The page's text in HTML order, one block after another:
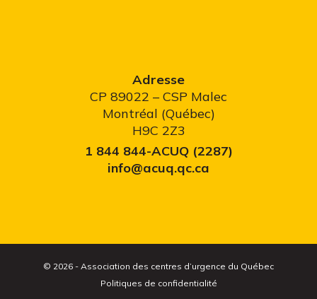
Adresse
CP 89022 – CSP Malec
Montréal (Québec)
H9C 2Z3
1 844 844-ACUQ (2287)
info@acuq.qc.ca
© 2026 - Association des centres d’urgence du Québec
Politiques de confidentialité